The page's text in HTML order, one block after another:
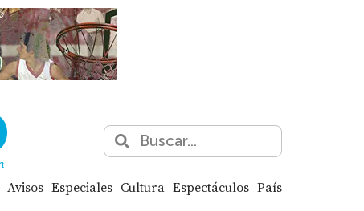
Avisos Especiales Cultura Espectáculos País